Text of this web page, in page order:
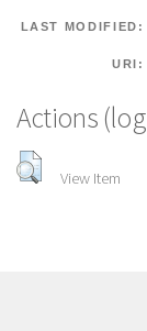
LAST MODIFIED:
URI:
Actions
View Item